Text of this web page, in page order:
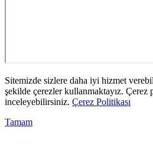
Sitemizde sizlere daha iyi hizmet
şekilde çerezler kullanmaktayız. Çerez
inceleyebilirsiniz. Çerez Politikası
Tamam